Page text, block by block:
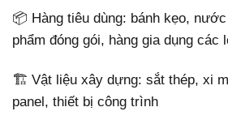
📦 Hàng tiêu dùng: bánh kẹo,
phẩm đóng gói, hàng gia dụng các
🏗️ Vật liệu xây dựng: sắt thép, xi
panel, thiết bị công trình